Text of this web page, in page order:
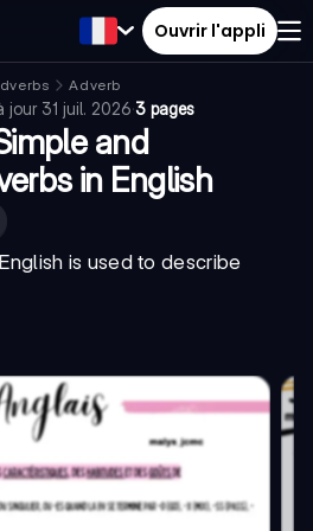
Ouvrir l'appli
Adverb
jour 31 juil. 2026·3 pages
and
in English
is used to describe